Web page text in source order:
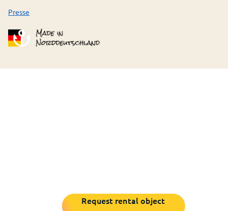
Request rental object
Presse